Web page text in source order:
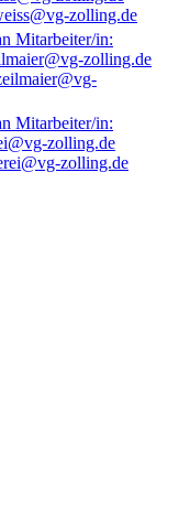
zolling.de
zolling.de